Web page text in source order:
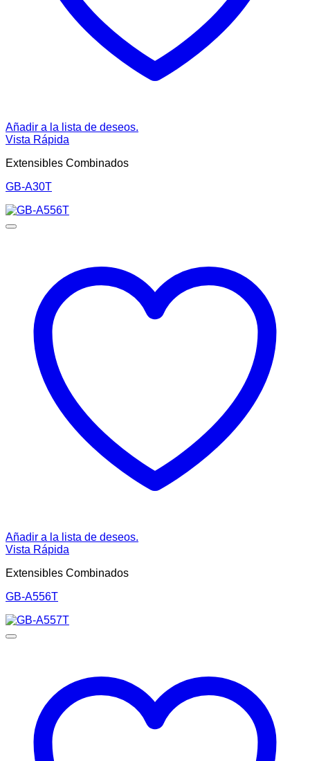
Añadir a la lista de deseos.
Vista Rápida
Extensibles Combinados
GB-A30T
Añadir a la lista de deseos.
Vista Rápida
Extensibles Combinados
GB-A556T